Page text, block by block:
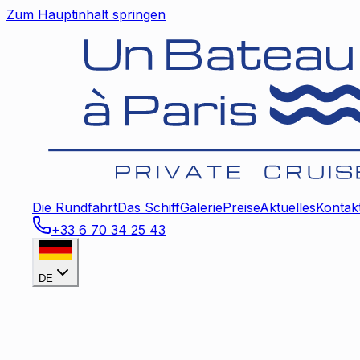
Zum Hauptinhalt springen
Die RundfahrtDas SchiffGaleriePreiseAktuelles
+33 6 70 34 25 43
DE